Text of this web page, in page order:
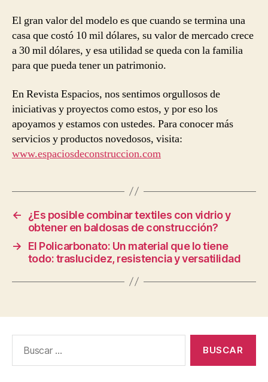
El gran valor del modelo es que cuando se termina una
casa que costó 10 mil dólares, su valor de mercado crece
a 30 mil dólares, y esa utilidad se queda con la familia
para que pueda tener un patrimonio.
En Revista Espacios, nos sentimos orgullosos de
iniciativas y proyectos como estos, y por eso los
apoyamos y estamos con ustedes. Para conocer más
servicios y productos novedosos, visita:
www.espaciosdeconstruccion.com
←
¿Es posible combinar textiles con vidrio y
obtener en baldosas de construcción?
→
El Policarbonato: Un material que lo tiene
todo: traslucidez, resistencia y versatilidad